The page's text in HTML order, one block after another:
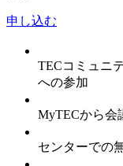
申し込む
TECコミュニ
への参加
MyTECから会
センターでの